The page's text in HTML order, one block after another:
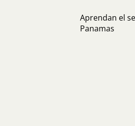
Aprendan el
Panamas